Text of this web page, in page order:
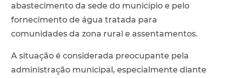
abastecimento da sede do município e pelo
fornecimento de água tratada para
comunidades da zona rural e assentamentos.
A situação é considerada preocupante pela
administração municipal, especialmente diante